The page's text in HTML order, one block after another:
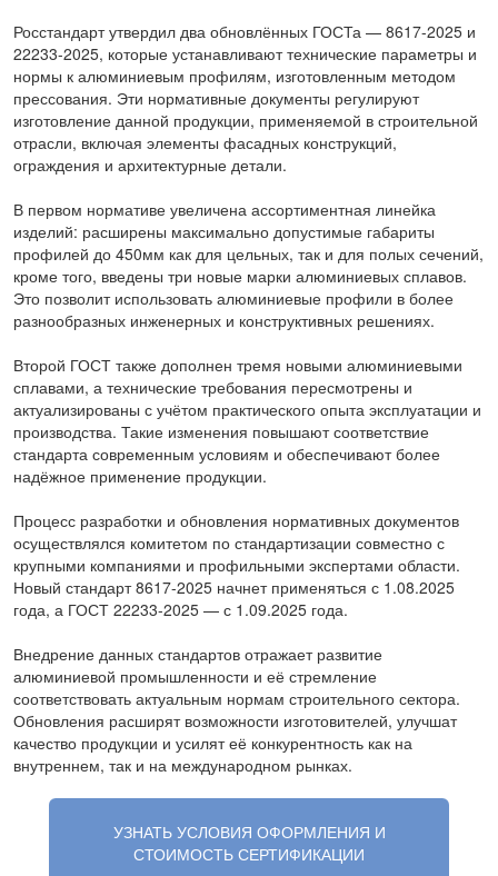
Росстандарт утвердил два обновлённых ГОСТа — 8617-2025 и
22233-2025, которые устанавливают технические параметры и
нормы к алюминиевым профилям, изготовленным методом
прессования. Эти нормативные документы регулируют
изготовление данной продукции, применяемой в строительной
отрасли, включая элементы фасадных конструкций,
ограждения и архитектурные детали.
В первом нормативе увеличена ассортиментная линейка
изделий: расширены максимально допустимые габариты
профилей до 450мм как для цельных, так и для полых сечений,
кроме того, введены три новые марки алюминиевых сплавов.
Это позволит использовать алюминиевые профили в более
разнообразных инженерных и конструктивных решениях.
Второй ГОСТ также дополнен тремя новыми алюминиевыми
сплавами, а технические требования пересмотрены и
актуализированы с учётом практического опыта эксплуатации и
производства. Такие изменения повышают соответствие
стандарта современным условиям и обеспечивают более
надёжное применение продукции.
Процесс разработки и обновления нормативных документов
осуществлялся комитетом по стандартизации совместно с
крупными компаниями и профильными экспертами области.
Новый стандарт 8617-2025 начнет применяться с 1.08.2025
года, а ГОСТ 22233-2025 — с 1.09.2025 года.
Внедрение данных стандартов отражает развитие
алюминиевой промышленности и её стремление
соответствовать актуальным нормам строительного сектора.
Обновления расширят возможности изготовителей, улучшат
качество продукции и усилят её конкурентность как на
внутреннем, так и на международном рынках.
УЗНАТЬ УСЛОВИЯ ОФОРМЛЕНИЯ И
СТОИМОСТЬ СЕРТИФИКАЦИИ